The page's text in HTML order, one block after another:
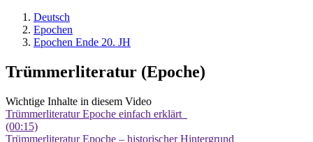
Deutsch
Epochen
Epochen Ende 20. JH
Trümmerliteratur (Epoche)
Wichtige Inhalte in diesem Video
Trümmerliteratur Epoche einfach erklärt
(00:15)
Trümmerliteratur Epoche – historischer Hintergrund